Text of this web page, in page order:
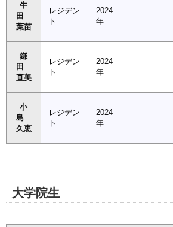
牛
田
葉苗
レジデン
ト
2024
年
鎌
田
直美
レジデン
ト
2024
年
小
島
久恵
レジデン
ト
2024
年
大学院生